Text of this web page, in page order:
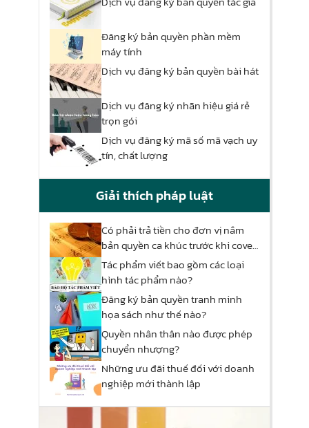
Đăng ký bản quyền phần mềm
máy tính
Dịch vụ đăng ký bản quyền bài hát
Dịch vụ đăng ký nhãn hiệu giá rẻ
trọn gói
Dịch vụ đăng ký mã số mã vạch uy
tín, chất lượng
Giải thích pháp luật
Có phải trả tiền cho đơn vị nắm
bản quyền ca khúc trước khi cover
nhằm mục đích thương mại?
Tác phẩm viết bao gồm các loại
hình tác phẩm nào?
Đăng ký bản quyền tranh minh
họa sách như thế nào?
Quyền nhân thân nào được phép
chuyển nhượng?
Những ưu đãi thuế đối với doanh
nghiệp mới thành lập